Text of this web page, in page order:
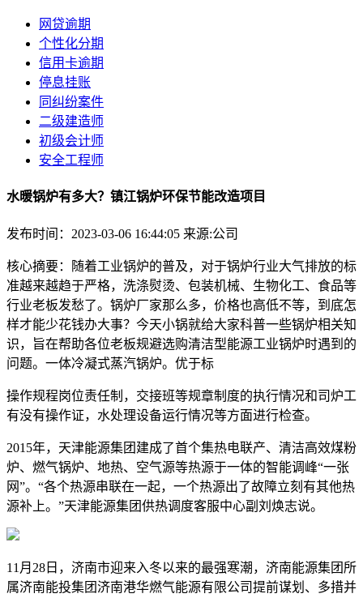
网贷逾期
个性化分期
信用卡逾期
停息挂账
同纠纷案件
二级建造师
初级会计师
安全工程师
水暖锅炉有多大？镇江锅炉环保节能改造项目
发布时间：2023-03-06 16:44:05 来源:公司
核心摘要：随着工业锅炉的普及，对于锅炉行业大气排放的标
准越来越趋于严格，洗涤熨烫、包装机械、生物化工、食品等
行业老板发愁了。锅炉厂家那么多，价格也高低不等，到底怎
样才能少花钱办大事？今天小锅就给大家科普一些锅炉相关知
识，旨在帮助各位老板规避选购清洁型能源工业锅炉时遇到的
问题。一体冷凝式蒸汽锅炉。优于标
操作规程岗位责任制，交接班等规章制度的执行情况和司炉工
有没有操作证，水处理设备运行情况等方面进行检查。
2015年，天津能源集团建成了首个集热电联产、清洁高效煤粉
炉、燃气锅炉、地热、空气源等热源于一体的智能调峰“一张
网”。“各个热源串联在一起，一个热源出了故障立刻有其他热
源补上。”天津能源集团供热调度客服中心副刘焕志说。
11月28日，济南市迎来入冬以来的最强寒潮，济南能源集团所
属济南能投集团济南港华燃气能源有限公司提前谋划、多措并